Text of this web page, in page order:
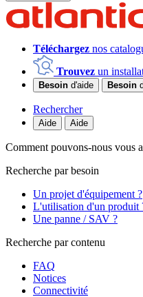
Téléchargez nos
Trouvez un
Besoin d'aide Besoin
Rechercher
Aide Aide
Comment pouvons-nous vous
Recherche par besoin
Un projet d'équipement ?
L'utilisation d'un produit
Une panne / SAV ?
Recherche par contenu
FAQ
Notices
Connectivité